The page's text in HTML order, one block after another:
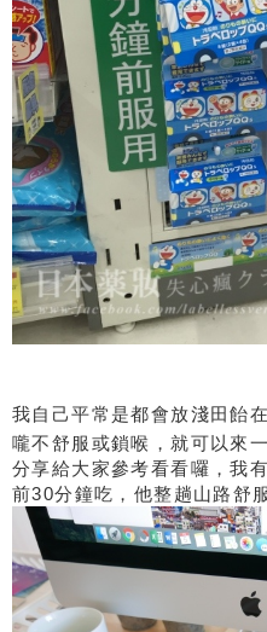
我自己平常是都會放淺田飴
嚨不舒服或鎖喉，就可以來
分享給大家參考看看囉，我
前30分鐘吃，他整趟山路舒